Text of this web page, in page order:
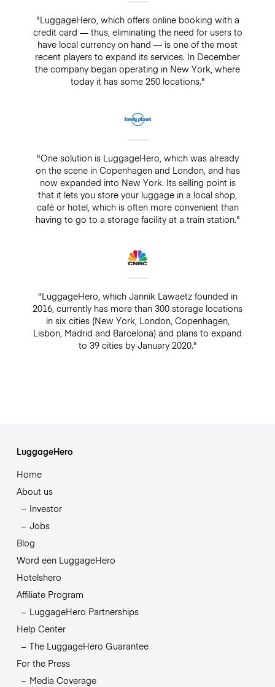
"LuggageHero, which offers online booking with a
credit card — thus, eliminating the need for users to
have local currency on hand — is one of the most
recent players to expand its services. In December
the company began operating in New York, where
today it has some 250 locations."
"One solution is LuggageHero, which was already
on the scene in Copenhagen and London, and has
now expanded into New York. Its selling point is
that it lets you store your luggage in a local shop,
café or hotel, which is often more convenient than
having to go to a storage facility at a train station."
"LuggageHero, which Jannik Lawaetz founded in
2016, currently has more than 300 storage locations
in six cities (New York, London, Copenhagen,
Lisbon, Madrid and Barcelona) and plans to expand
to 39 cities by January 2020."
LuggageHero
Home
About us
Investor
Jobs
Blog
Word een LuggageHero
Hotelshero
Affiliate Program
LuggageHero Partnerships
Help Center
The LuggageHero Guarantee
For the Press
Media Coverage